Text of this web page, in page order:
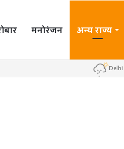
मनोरंजन अन्य राज्य
Delhi